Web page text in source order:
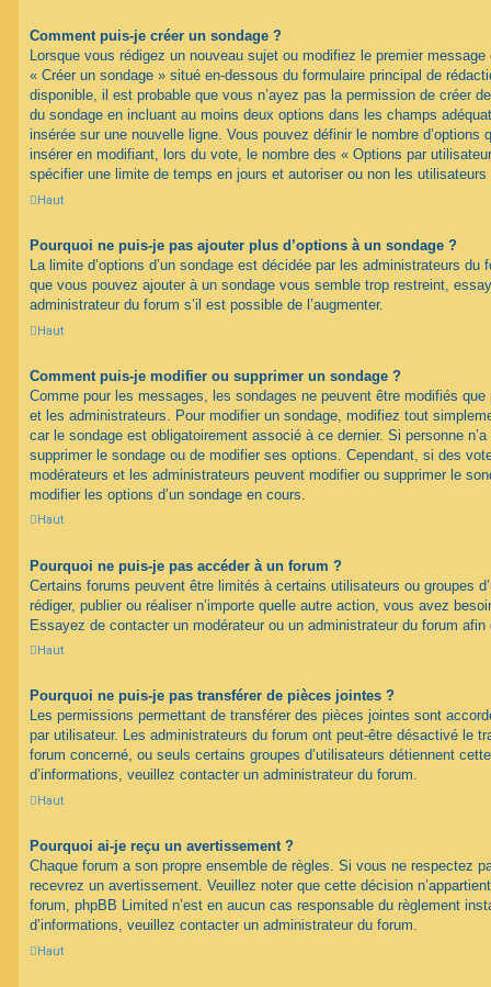
Comment puis-je créer un sondage ?
Lorsque vous rédigez un nouveau sujet ou modifiez le premier message
« Créer un sondage » situé en-dessous du formulaire principal de
disponible, il est probable que vous n’ayez pas la permission de créer
du sondage en incluant au moins deux options dans les champs
insérée sur une nouvelle ligne. Vous pouvez définir le nombre d’options
insérer en modifiant, lors du vote, le nombre des « Options par
spécifier une limite de temps en jours et autoriser ou non les
Haut
Pourquoi ne puis-je pas ajouter plus d’options à un sondage ?
La limite d’options d’un sondage est décidée par les administrateurs du
que vous pouvez ajouter à un sondage vous semble trop restreint,
administrateur du forum s’il est possible de l’augmenter.
Haut
Comment puis-je modifier ou supprimer un sondage ?
Comme pour les messages, les sondages ne peuvent être modifiés que
et les administrateurs. Pour modifier un sondage, modifiez tout
car le sondage est obligatoirement associé à ce dernier. Si personne
supprimer le sondage ou de modifier ses options. Cependant, si des
modérateurs et les administrateurs peuvent modifier ou supprimer le
modifier les options d’un sondage en cours.
Haut
Pourquoi ne puis-je pas accéder à un forum ?
Certains forums peuvent être limités à certains utilisateurs ou groupes
rédiger, publier ou réaliser n’importe quelle autre action, vous avez
Essayez de contacter un modérateur ou un administrateur du forum
Haut
Pourquoi ne puis-je pas transférer de pièces jointes ?
Les permissions permettant de transférer des pièces jointes sont
par utilisateur. Les administrateurs du forum ont peut-être désactivé le
forum concerné, ou seuls certains groupes d’utilisateurs détiennent
d’informations, veuillez contacter un administrateur du forum.
Haut
Pourquoi ai-je reçu un avertissement ?
Chaque forum a son propre ensemble de règles. Si vous ne respectez
recevrez un avertissement. Veuillez noter que cette décision
forum, phpBB Limited n’est en aucun cas responsable du règlement
d’informations, veuillez contacter un administrateur du forum.
Haut